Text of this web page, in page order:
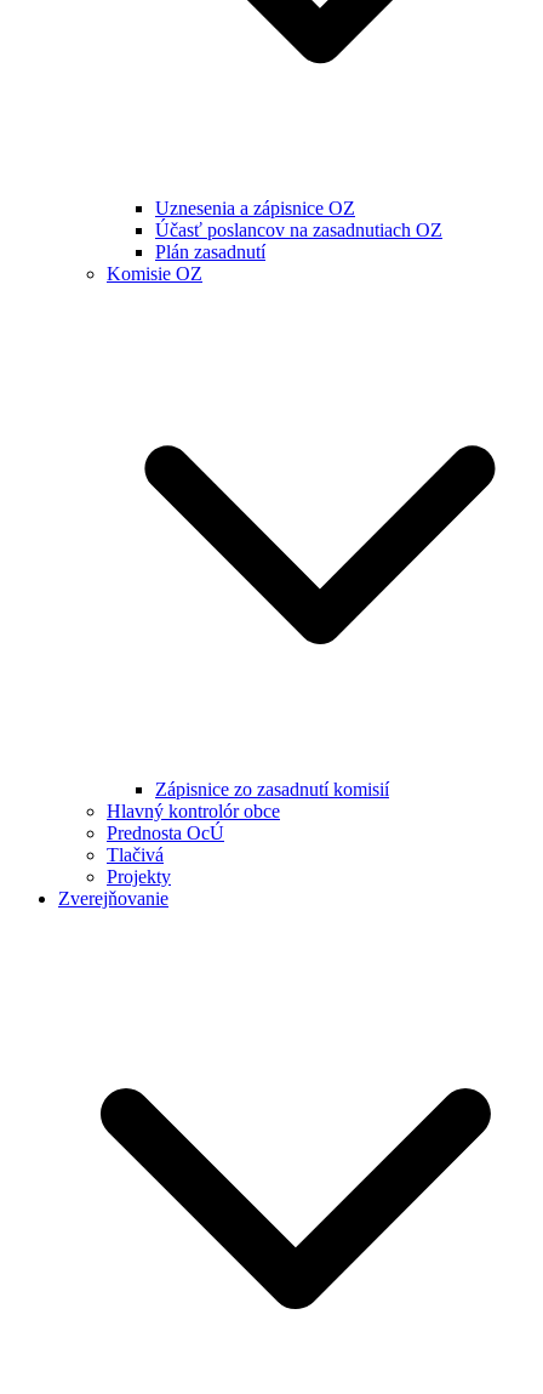
Uznesenia a zápisnice OZ
Účasť poslancov na zasadnutiach OZ
Plán zasadnutí
Komisie OZ
Zápisnice zo zasadnutí komisií
Hlavný kontrolór obce
Prednosta OcÚ
Tlačivá
Projekty
Zverejňovanie